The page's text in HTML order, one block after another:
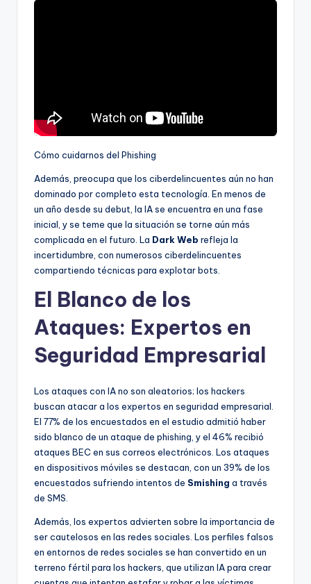
Cómo cuidarnos del Phishing
Además, preocupa que los ciberdelincuentes aún no han
dominado por completo esta tecnología. En menos de
un año desde su debut, la IA se encuentra en una fase
inicial, y se teme que la situación se torne aún más
complicada en el futuro. La Dark Web refleja la
incertidumbre, con numerosos ciberdelincuentes
compartiendo técnicas para explotar bots.
El Blanco de los
Ataques: Expertos en
Seguridad Empresarial
Los ataques con IA no son aleatorios; los hackers
buscan atacar a los expertos en seguridad empresarial.
El 77% de los encuestados en el estudio admitió haber
sido blanco de un ataque de phishing, y el 46% recibió
ataques BEC en sus correos electrónicos. Los ataques
en dispositivos móviles se destacan, con un 39% de los
encuestados sufriendo intentos de Smishing a través
de SMS.
Además, los expertos advierten sobre la importancia de
ser cautelosos en las redes sociales. Los perfiles falsos
en entornos de redes sociales se han convertido en un
terreno fértil para los hackers, que utilizan IA para crear